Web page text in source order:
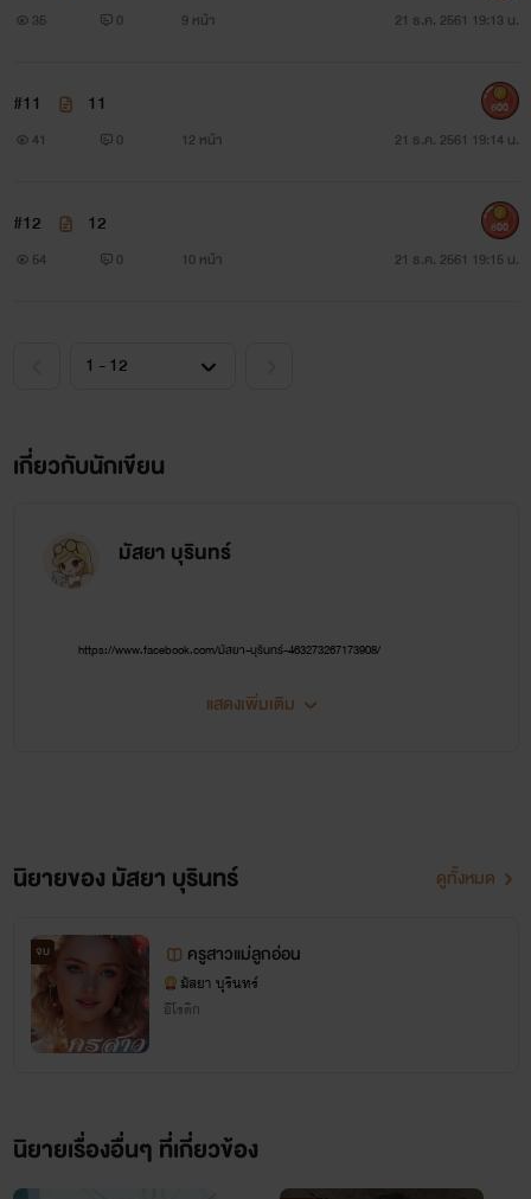
ผู้หญิงน่ะ บทจะรักก็คือรัก ไม่มีเหตุผล ต่อให้ผู้ชายคนนั้นเลว
แทบไม่รู้ตัวว่า ตนเองกำลังคิดร้ายต่ออาเสี่ยใหญ่ผู้ได้ชื่อว่าเป็น
สามี อาจเป็นเพราะตลอดระยะเวลาที่ผ่านมา เธอเก็บงำความ
เหมือนกัน
ของเสี่ยใหญ่กระตุกเกร็ง เหงื่อกาฬแตกพลั่กพร้อมๆกับหัวใจ
แต่หัวใจเหมือนกับกำลังติดปีกโบยบินไปสู่โลกแห่งอิสรภาพ ภาย
จึงกลายเป็นม่ายสาวพราวเสน่ห์ มีมรดกตกทอดจากเสี่ยใหญ่ไม่
มากไม่มายแค่สิบกว่าล้านเศษหน่อยๆเท่านั้น
โลกทั้งใบอยู่ในมือของเธอ และมีแต่เธอเท่านั้นที่จะเป็นผู้กำกับ
35 0 9 หน้า 21 ธ.ค. 2561 19:13 น.
#11 11
41 0 12 หน้า 21 ธ.ค. 2561 19:14 น.
600
#12 12
54 0 10 หน้า 21 ธ.ค. 2561 19:15 น.
600
เกี่ยวกับนักเขียน
มัสยา บุรินทร์
https://www.facebook.com/มัสยา-บุรินทร์-463273267173908/
แสดงเพิ่มเติม
นิยายของ มัสยา บุรินทร์ ดูทั้งหมด
จบ ครูสาวแม่ลูกอ่อน
มัสยา บุรินทร์
อีโรติก
นิยายเรื่องอื่นๆ ที่เกี่ยวข้อง